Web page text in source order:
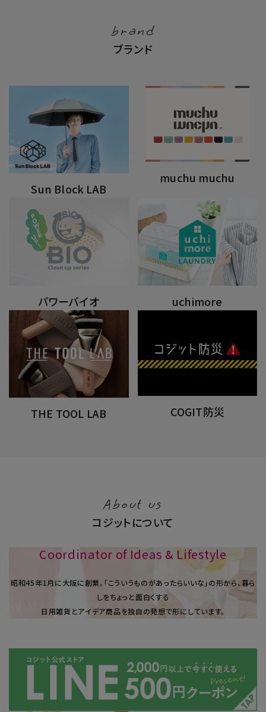
brand
ブランド
Sun Block LAB
muchu muchu
パワーバイオ uchimore
THE TOOL LAB COGIT防災
About us
コジットについて
Coordinator of Ideas & Lifestyle
昭和45年1⽉に大阪に創業。「こういうものがあったらいいな」の形から、暮ら
しをちょっと面白くする
日用雑貨とアイデア商品を独自の発想で形にしています。